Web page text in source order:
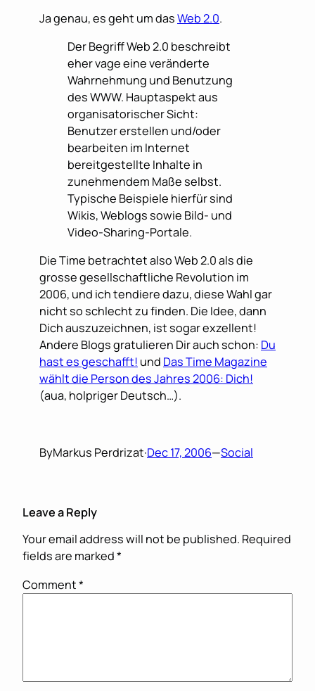
Ja genau, es geht um dasWeb 2.0.
Der Begriff Web 2.0 beschreibt
eher vage eine veränderte
Wahrnehmung und Benutzung
des WWW. Hauptaspekt aus
organisatorischer Sicht:
Benutzer erstellen und/oder
bearbeiten im Internet
bereitgestellte Inhalte in
zunehmendem Maße selbst.
Typische Beispiele hierfür sind
Wikis, Weblogs sowie Bild- und
Video-Sharing-Portale.
Die Time betrachtet also Web 2.0 als die
grosse gesellschaftliche Revolution im
2006, und ich tendiere dazu, diese Wahl gar
nicht so schlecht zu finden. Die Idee, dann
Dich auszuzeichnen, ist sogar exzellent!
Andere Blogs gratulieren Dir auch schon: Du
hast es geschafft! und Das Time Magazine
wählt die Person des Jahres 2006: Dich!
(aua, holpriger Deutsch…).
ByMarkus Perdrizat·Dec 17, 2006—Social
Leave a Reply
Your email address will not be published. Required
fields are marked*
Comment*